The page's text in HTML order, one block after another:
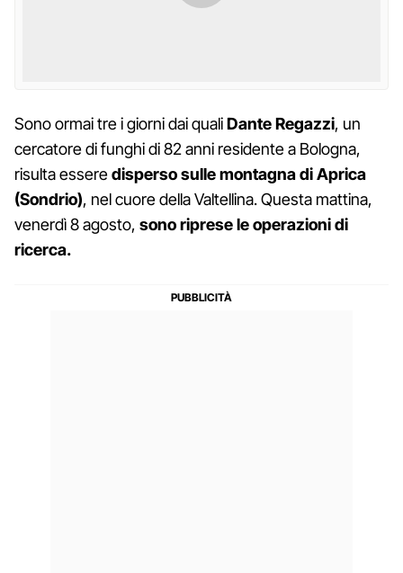
Sono ormai tre i giorni dai qualiDante Regazzi, un
cercatore di funghi di 82 anni residente a Bologna,
risulta esseredisperso sulle montagna di Aprica
(Sondrio), nel cuore della Valtellina. Questa mattina,
venerdì 8 agosto, sono riprese le operazioni di
ricerca.